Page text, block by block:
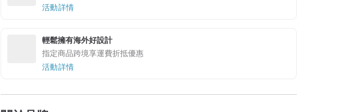
活動詳情
輕鬆擁有海外好設計
指定商品跨境享運費折抵優惠
活動詳情